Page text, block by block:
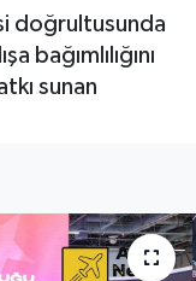
doğrultusunda
bağımlılığını
sunan